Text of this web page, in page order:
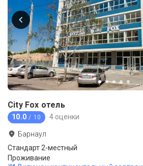
City Fox отель
10.0 / 10 4 оценки
Барнаул
Стандарт 2-местный
Проживание